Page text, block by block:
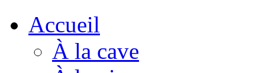
Accueil
À la cave